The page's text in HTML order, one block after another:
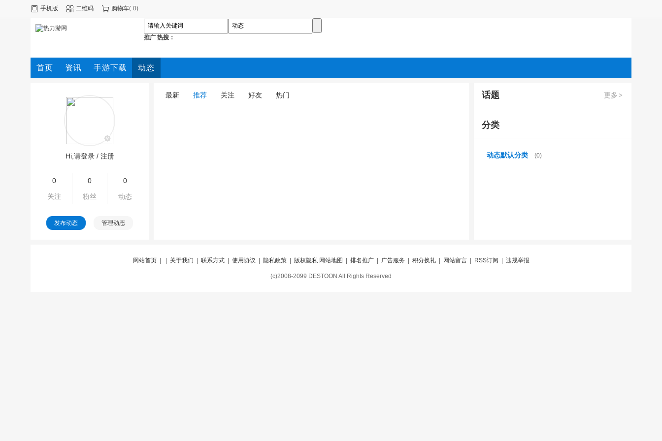
手机版 二维码 购物车( 0)
推广 热搜：
首页 资讯 手游下载 动态
Hi,请登录/ 注册
0
关注
0
粉丝
0
动态
发布动态 管理动态
最新 推荐 关注 好友 热门 更多 >
话题
分类
动态默认分类 (0)
网站首页| | 关于我们 联系方式| 使用协议 隐私政策| 版权隐私 网站地图 排名推广| 广告服务 积分换礼| 网站留言| RSS订阅 违规举报
(c)2008-2099 DESTOON All Rights Reserved